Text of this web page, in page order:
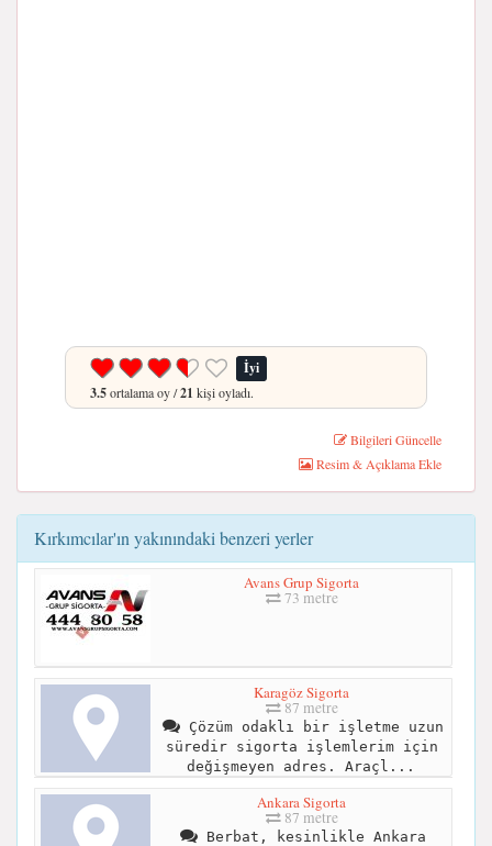
İyi
3.5ortalama oy /21 kişi oyladı.
Bilgileri Güncelle
Resim & Açıklama Ekle
Kırkımcılar'ın yakınındaki benzeri yerler
Avans Grup Sigorta
73 metre
Karagöz Sigorta
87 metre
Çözüm odaklı bir işletme uzun
süredir sigorta işlemlerim için
değişmeyen adres. Araçl...
Ankara Sigorta
87 metre
Berbat, kesinlikle Ankara